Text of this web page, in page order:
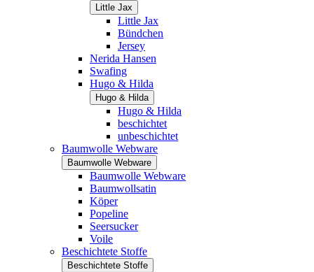
Little Jax
Little Jax
Bündchen
Jersey
Nerida Hansen
Swafing
Hugo & Hilda
Hugo & Hilda
Hugo & Hilda
beschichtet
unbeschichtet
Baumwolle Webware
Baumwolle Webware
Baumwolle Webware
Baumwollsatin
Köper
Popeline
Seersucker
Voile
Beschichtete Stoffe
Beschichtete Stoffe